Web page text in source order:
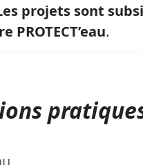
projets sont
PROTECT’eau.